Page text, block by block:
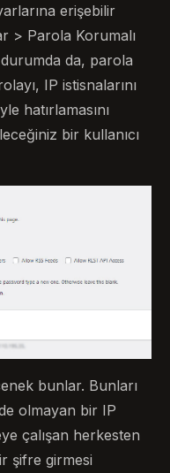
erişebilir
> Parola Korumalı
da, parola
IP istisnalarını
hatırlamasını
bir kullanıcı
bunlar. Bunları
olmayan bir IP
çalışan herkesten
şifre girmesi